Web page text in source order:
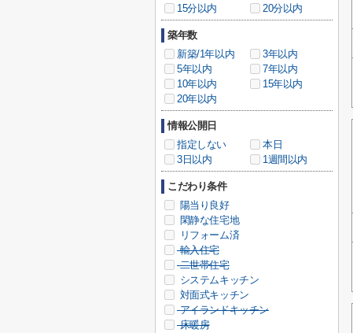
15分以内
20分以内
築年数
新築/1年以内
3年以内
5年以内
7年以内
10年以内
15年以内
20年以内
情報公開日
指定しない
本日
3日以内
1週間以内
こだわり条件
陽当り良好
閑静な住宅地
リフォーム済
輸入住宅
二世帯住宅
システムキッチン
対面式キッチン
アイランドキッチン
床暖房